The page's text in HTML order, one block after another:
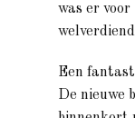
was er voor
Een
De nieuwe